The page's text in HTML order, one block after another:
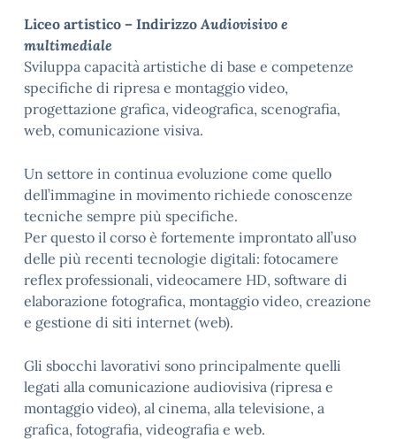
Liceo artistico – IndirizzoAudiovisivo e
multimediale
Sviluppa capacità artistiche di base e competenze
specifiche di ripresa e montaggio video,
progettazione grafica, videografica, scenografia,
web, comunicazione visiva.
Un settore in continua evoluzione come quello
dell’immagine in movimento richiede conoscenze
tecniche sempre più specifiche.
Per questo il corso è fortemente improntato all’uso
delle più recenti tecnologie digitali: fotocamere
reflex professionali, videocamere HD, software di
elaborazione fotografica, montaggio video, creazione
e gestione di siti internet (web).
Gli sbocchi lavorativi sono principalmente quelli
legati alla comunicazione audiovisiva (ripresa e
montaggio video), al cinema, alla televisione, a
grafica, fotografia, videografia e web.